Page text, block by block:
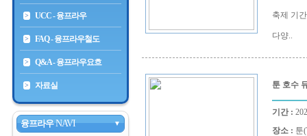
> UCC - 융프라우
> FAQ - 융프라우철도
> Q&A - 융프라우요흐
> 자료실
융프라우 NAVI ▼
축제 기
다양..
툰 호수
기간 :
장소 : 툰